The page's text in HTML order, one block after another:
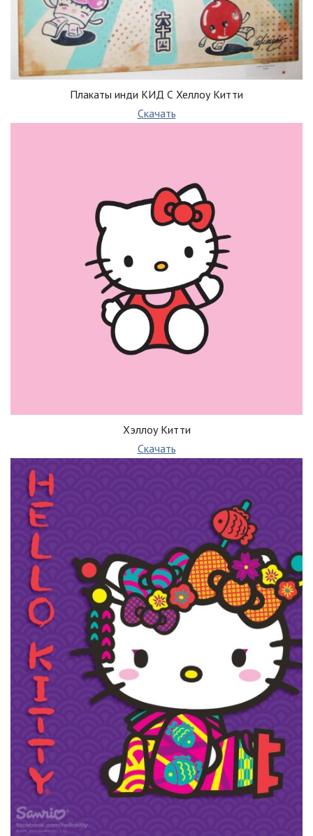
Плакаты инди КИД С Хеллоу Китти
Скачать
Хэллоу Китти
Скачать